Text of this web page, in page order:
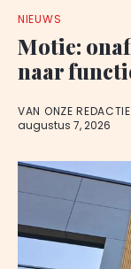
NIEUWS
Motie:
naar
VAN ONZE REDACTIE
augustus 7, 2026